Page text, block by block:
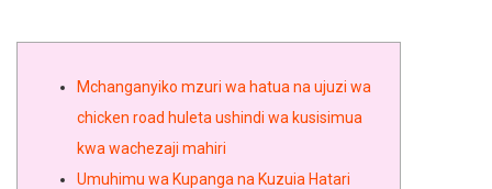
Mchanganyiko mzuri wa hatua na ujuzi wa
chicken road huleta ushindi wa kusisimua
kwa wachezaji mahiri
Umuhimu wa Kupanga na Kuzuia Hatari